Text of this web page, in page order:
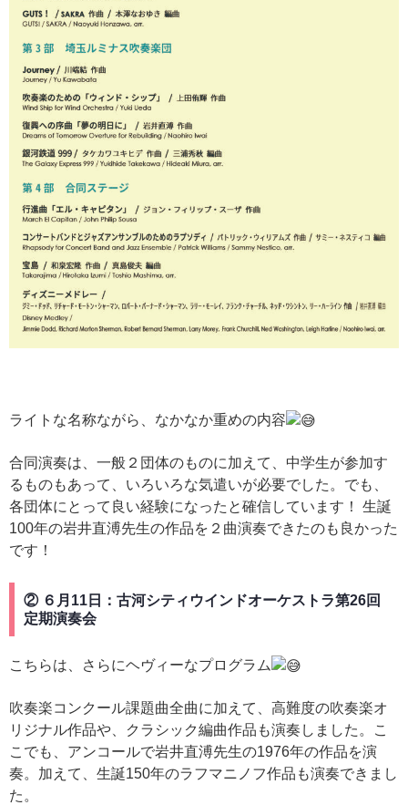
ライトな名称ながら、なかなか重めの内容
合同演奏は、一般２団体のものに加えて、中学生が参加す
るものもあって、いろいろな気遣いが必要でした。でも、
各団体にとって良い経験になったと確信しています！ 生誕
100年の岩井直溥先生の作品を２曲演奏できたのも良かった
です！
② ６月11日：古河シティウインドオーケストラ第26回
定期演奏会
こちらは、さらにヘヴィーなプログラム
吹奏楽コンクール課題曲全曲に加えて、高難度の吹奏楽オ
リジナル作品や、クラシック編曲作品も演奏しました。こ
こでも、アンコールで岩井直溥先生の1976年の作品を演
奏。加えて、生誕150年のラフマニノフ作品も演奏できまし
た。